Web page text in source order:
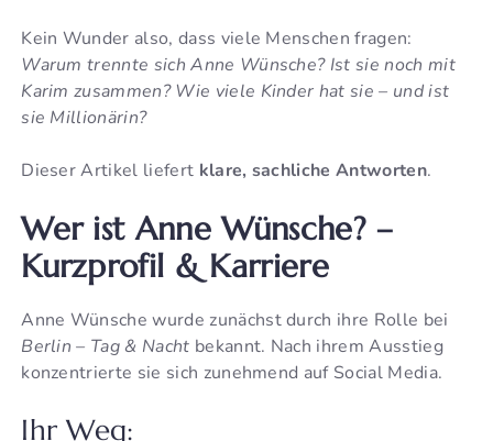
Kein Wunder also, dass viele Menschen fragen:
Warum trennte sich Anne Wünsche? Ist sie noch mit
Karim zusammen? Wie viele Kinder hat sie – und ist
sie Millionärin?
Dieser Artikel liefert klare, sachliche Antworten.
Wer ist Anne Wünsche? –
Kurzprofil & Karriere
Anne Wünsche wurde zunächst durch ihre Rolle bei
Berlin – Tag & Nacht bekannt. Nach ihrem Ausstieg
konzentrierte sie sich zunehmend auf Social Media.
Ihr Weg: